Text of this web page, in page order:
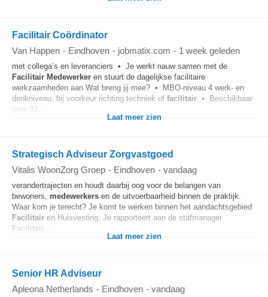
Facilitair Coördinator
Van Happen - Eindhoven - jobmatix.com - 1 week geleden
met collega’s en leveranciers • Je werkt nauw samen met de
Facilitair Medewerker en stuurt de dagelijkse facilitaire
werkzaamheden aan Wat breng jij mee? • MBO-niveau 4 werk- en
denkniveau, bij voorkeur richting techniek of facilitair • Beschikbaar
voor 32...
Laat meer zien
Strategisch Adviseur Zorgvastgoed
Vitalis WoonZorg Groep - Eindhoven - vandaag
verandertrajecten en houdt daarbij oog voor de belangen van
bewoners, medewerkers en de uitvoerbaarheid binnen de praktijk.
Waar kom je terecht? Je komt te werken binnen het aandachtsgebied
Facilitair en Huisvesting. Je rapporteert aan de stafmanager
Facilitair
Laat meer zien
Senior HR Adviseur
Apleona Netherlands - Eindhoven - vandaag